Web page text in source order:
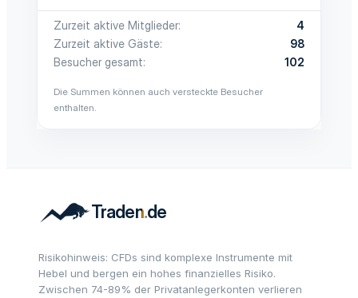
Zurzeit aktive Mitglieder
4
Zurzeit aktive Gäste
98
Besucher gesamt
102
Die Summen können auch versteckte Besucher
enthalten.
Risikohinweis: CFDs sind komplexe Instrumente mit
Hebel und bergen ein hohes finanzielles Risiko.
Zwischen 74-89% der Privatanlegerkonten verlieren